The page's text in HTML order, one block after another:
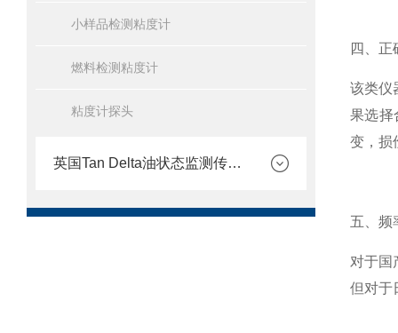
小样品检测粘度计
燃料检测粘度计
粘度计探头
英国Tan Delta油状态监测传感器
四、
该类仪
果选择
变，损
五、频
对于国
但对于